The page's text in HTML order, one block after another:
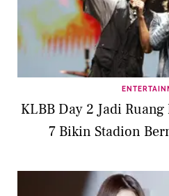
KLBB Day 2 Jadi
7 Bikin Stadion